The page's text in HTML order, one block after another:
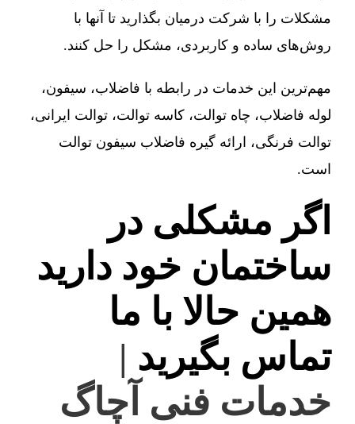
مشکلات را با شرکت درمیان بگذارید تا آنها با
روش‌های ساده و کاربردی، مشکل را حل کنند.
مهم‌ترین این خدمات در رابطه با فاضلاب، سیفون،
لوله فاضلاب، چاه توالت، کاسه توالت، توالت ایرانی،
توالت فرنگی، ارائه گیره فاضلاب سیفون توالت
است.
اگر مشکلی در
ساختمان خود دارید
همین حالا با ما
تماس بگیرید |
خدمات فنی آچاگ